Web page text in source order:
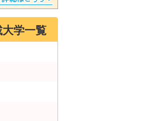
学一覧